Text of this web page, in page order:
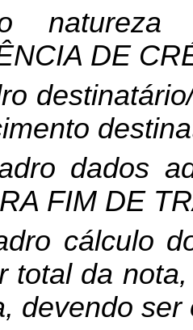
DE
dados
FIM DE
cálculo
total da
devendo